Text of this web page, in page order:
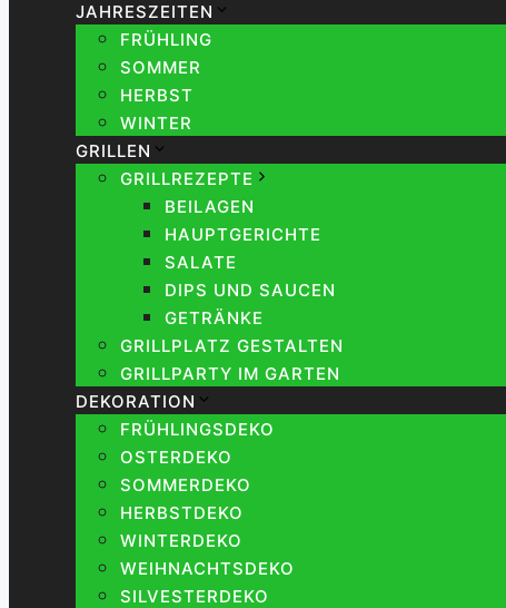
JAHRESZEITEN
FRÜHLING
SOMMER
HERBST
WINTER
GRILLEN
GRILLREZEPTE
BEILAGEN
HAUPTGERICHTE
SALATE
DIPS UND SAUCEN
GETRÄNKE
GRILLPLATZ GESTALTEN
GRILLPARTY IM GARTEN
DEKORATION
FRÜHLINGSDEKO
OSTERDEKO
SOMMERDEKO
HERBSTDEKO
WINTERDEKO
WEIHNACHTSDEKO
SILVESTERDEKO